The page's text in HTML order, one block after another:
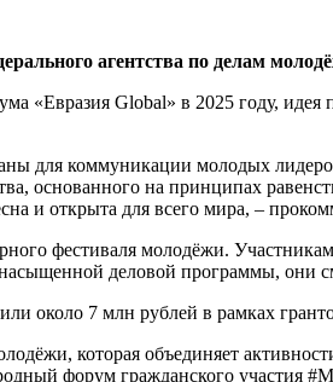
агентства по делам
«Евразия Global» в 2025 году,
для коммуникации молодых
основанного на принципах
и открыта для всего мира, –
фестиваля молодёжи.
деловой программы, они
около 7 млн рублей в рамках
которая объединяет
форум гражданского